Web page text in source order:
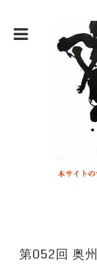
第052回 奥